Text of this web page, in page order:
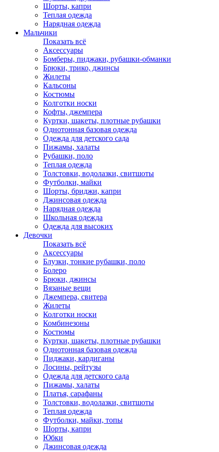
Шорты, капри
Теплая одежда
Нарядная одежда
Мальчики
Показать всё
Аксессуары
Бомберы, пиджаки, рубашки-обманки
Брюки, трико, джинсы
Жилеты
Кальсоны
Костюмы
Колготки носки
Кофты, джемпера
Куртки, шакеты, плотные рубашки
Однотонная базовая одежда
Одежда для детского сада
Пижамы, халаты
Рубашки, поло
Теплая одежда
Толстовки, водолазки, свитшоты
Футболки, майки
Шорты, бриджи, капри
Джинсовая одежда
Нарядная одежда
Школьная одежда
Одежда для высоких
Девочки
Показать всё
Аксессуары
Блузки, тонкие рубашки, поло
Болеро
Брюки, джинсы
Вязаные вещи
Джемпера, свитера
Жилеты
Колготки носки
Комбинезоны
Костюмы
Куртки, шакеты, плотные рубашки
Однотонная базовая одежда
Пиджаки, кардиганы
Лосины, рейтузы
Одежда для детского сада
Пижамы, халаты
Платья, сарафаны
Толстовки, водолазки, свитшоты
Теплая одежда
Футболки, майки, топы
Шорты, капри
Юбки
Джинсовая одежда